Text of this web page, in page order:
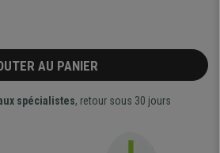
AU PANIER
spécialistes, retour sous 30 jours